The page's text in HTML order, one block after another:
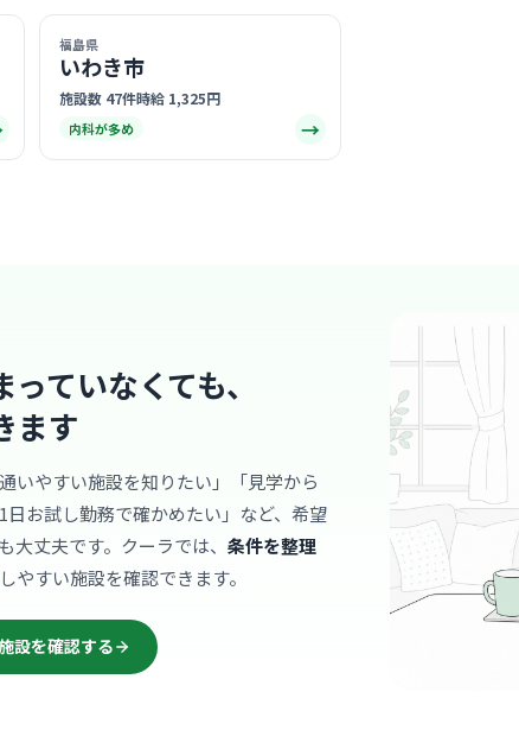
福島県
いわき市
施設数 47件時給 1,325円
内科が多め →
ていなくても、
ます
いやすい施設を知りたい」「見学から
お試し勤務で確かめたい」など、希望
大丈夫です。クーラでは、 条件を整理
やすい施設を確認できます。
設を確認する